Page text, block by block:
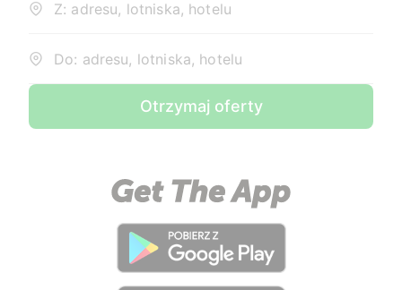
Z: adresu, lotniska, hotelu
Do: adresu, lotniska, hotelu
Otrzymaj oferty